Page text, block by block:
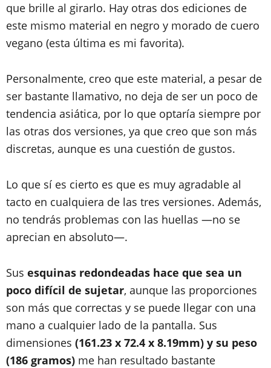
que brille al girarlo. Hay otras dos ediciones de
este mismo material en negro y morado de cuero
vegano (esta última es mi favorita).
Personalmente, creo que este material, a pesar de
ser bastante llamativo, no deja de ser un poco de
tendencia asiática, por lo que optaría siempre por
las otras dos versiones, ya que creo que son más
discretas, aunque es una cuestión de gustos.
Lo que sí es cierto es que es muy agradable al
tacto en cualquiera de las tres versiones. Además,
no tendrás problemas con las huellas —no se
aprecian en absoluto—.
Sus esquinas redondeadas hace que sea un
poco difícil de sujetar, aunque las proporciones
son más que correctas y se puede llegar con una
mano a cualquier lado de la pantalla. Sus
dimensiones (161.23 x 72.4 x 8.19mm) y su peso
(186 gramos) me han resultado bastante